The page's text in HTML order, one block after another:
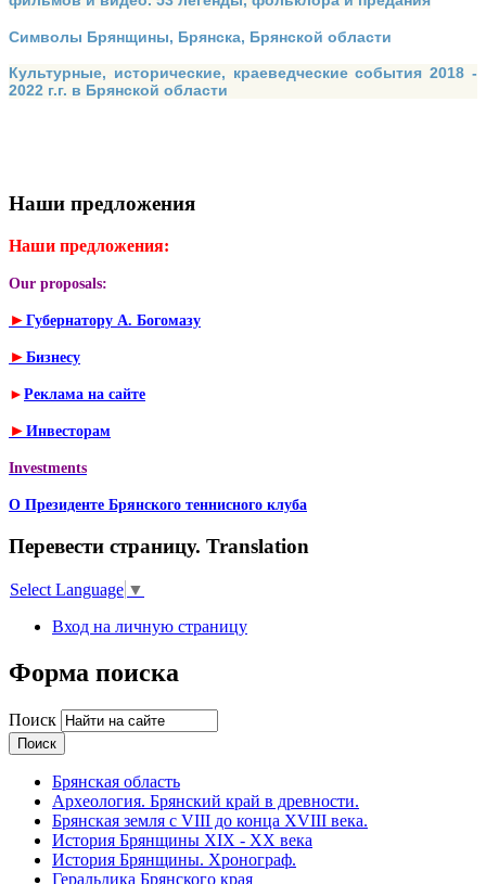
Символы Брянщины, Брянска, Брянской области
Культурные, исторические, краеведческие события 2018 -
2022 г.г. в Брянской области
Наши предложения
Наши предложения:
Our proposals:
► Губернатору А. Богомазу
► Бизнесу
► Реклама на сайте
► Инвесторам
Investments
О Президенте Брянского теннисного клуба
Перевести страницу. Translation
Select Language ▼
Вход на личную страницу
Форма поиска
Поиск
Брянская область
Археология. Брянский край в древности.
Брянская земля с VIII до конца XVIII века.
История Брянщины XIX - XX века
История Брянщины. Хронограф.
Геральдика Брянского края